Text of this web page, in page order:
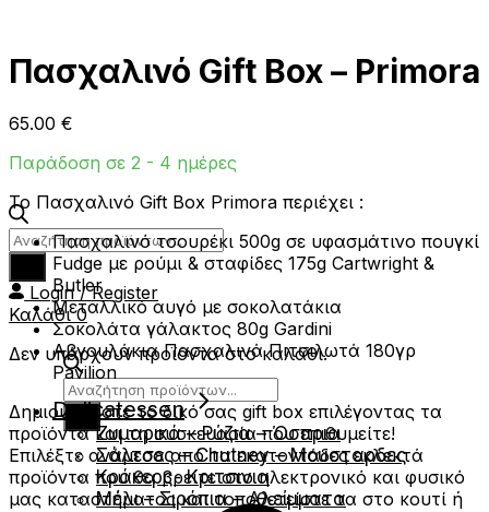
Products
search
Products
search
Login / Register
Καλάθι 0
Δεν υπάρχουν προϊόντα στο καλάθι.
Delicatessen
Ζυμαρικά – Ρύζια – Όσπρια
Σάλτσες – Chutney – Μουσταρδες
Κράκερς- Κριτσινια
Μέλι – Σιρόπια – Αλείμματα
Πασχαλινό Gift Box – Primora
65.00 €
Παράδοση σε 2 - 4 ημέρες
Το Πασχαλινό Gift Box Primora περιέχει :
Πασχαλινό τσουρέκι 500g σε υφασμάτινο πουγκί
Fudge με ρούμι & σταφίδες 175g Cartwright &
Butler
Μεταλλικό αυγό με σοκολατάκια
Σοκολάτα γάλακτος 80g Gardini
Αβγουλάκια Πασχαλινά Πιτσιλωτά 180γρ
Pavilion
Δημιουργήστε το δικό σας gift box επιλέγοντας τα
προϊόντα και τη συσκευασία που επιθυμείτε!
Επιλέξτε ανάμεσα από τα εκατοντάδες εκλεκτά
προϊόντα που θα βρείτε στο ηλεκτρονικό και φυσικό
μας καταστήματος και τοποθετείστε τα στο κουτί ή